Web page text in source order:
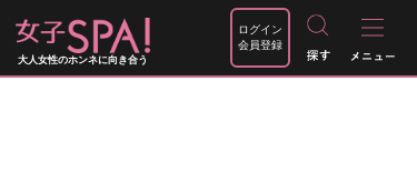
大人女性のホンネに向き合う
ログイン
会員登録